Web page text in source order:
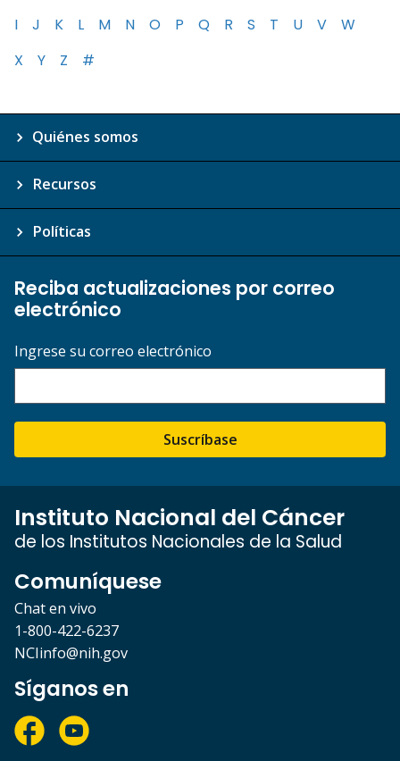
I
J K L M N O P Q R S T U V
W
X
Y Z #
Quiénes somos
Recursos
Políticas
Reciba actualizaciones por correo
electrónico
Ingrese su correo electrónico
Suscríbase
Instituto Nacional del Cáncer
de los Institutos Nacionales de la Salud
Comuníquese
Chat en vivo
1-800-422-6237
NCIinfo@nih.gov
Síganos en